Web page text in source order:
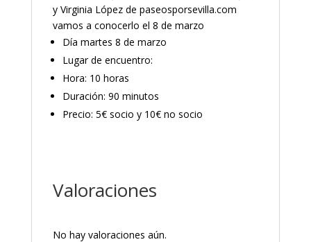
y Virginia López de paseosporsevilla.com
vamos a conocerlo el 8 de marzo
Día martes 8 de marzo
Lugar de encuentro:
Hora: 10 horas
Duración: 90 minutos
Precio: 5€ socio y 10€ no socio
Valoraciones
No hay valoraciones aún.